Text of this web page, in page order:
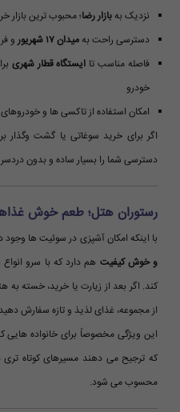
نزدیک به بازار رضا؛ محبوب ترین بازار
دسترسی راحت به میدان ۱۷ شهریور
و
فاصله مناسب تا ایستگاه قطار شهری
خودرو
امکان استفاده از تاکسی ها و
اگر برای خرید سوغاتی یا گشت وگذار
دسترسی شما را بسیار ساده و بدون
رستوران هتل؛ طعم خوش
با اینکه امکان آشپزی در سوئیت ها وجود
و خوش کیفیت هم دارد که با سرو
کند. اگر بعد از زیارت یا خرید، خسته به
از مجموعه، غذای لذیذ و تازه سفارش
این ویژگی مخصوصاً برای خانواده هایی
که ترجیح می دهند مسیرهای کوتاه
محسوب می شود.